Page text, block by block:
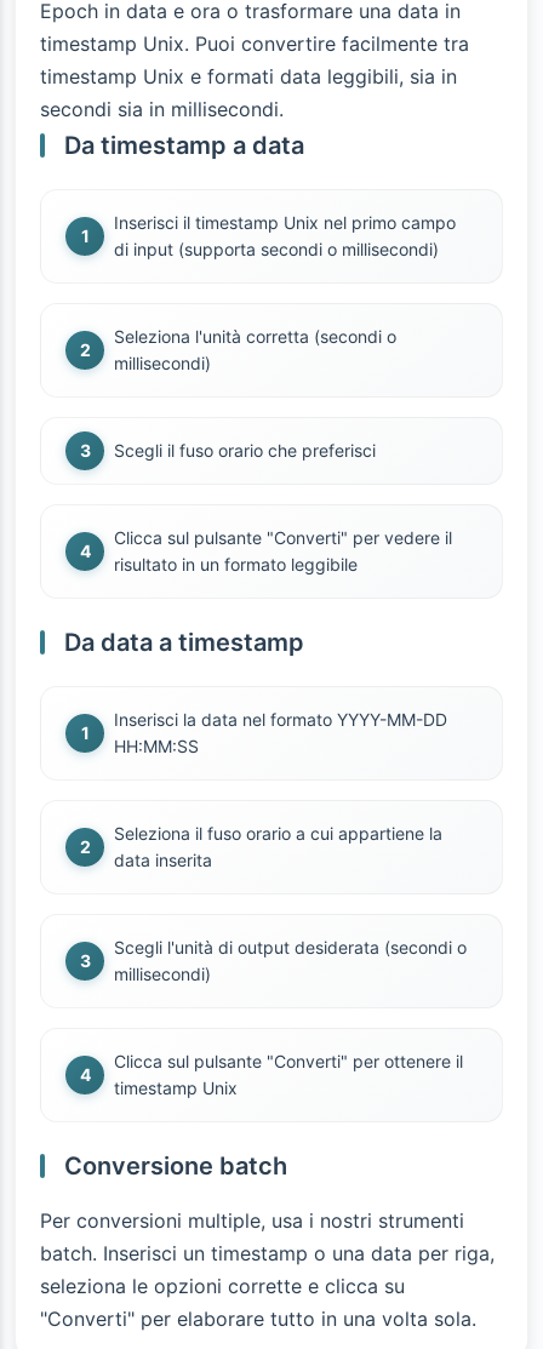
Epoch in data e ora o trasformare una data in
timestamp Unix. Puoi convertire facilmente tra
timestamp Unix e formati data leggibili, sia in
secondi sia in millisecondi.
Da timestamp a data
Inserisci il timestamp Unix nel primo campo
di input (supporta secondi o millisecondi)
Seleziona l'unità corretta (secondi o
millisecondi)
Scegli il fuso orario che preferisci
Clicca sul pulsante "Converti" per vedere il
risultato in un formato leggibile
Da data a timestamp
Inserisci la data nel formato YYYY-MM-DD
HH:MM:SS
Seleziona il fuso orario a cui appartiene la
data inserita
Scegli l'unità di output desiderata (secondi o
millisecondi)
Clicca sul pulsante "Converti" per ottenere il
timestamp Unix
Conversione batch
Per conversioni multiple, usa i nostri strumenti
batch. Inserisci un timestamp o una data per riga,
seleziona le opzioni corrette e clicca su
"Converti" per elaborare tutto in una volta sola.